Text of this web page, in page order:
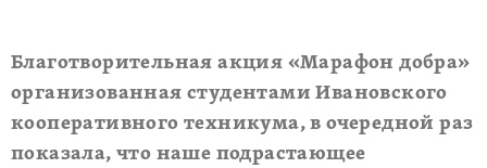
Благотворительная акция «Марафон добра»
организованная студентами Ивановского
кооперативного техникума, в очередной раз
показала, что наше подрастающее